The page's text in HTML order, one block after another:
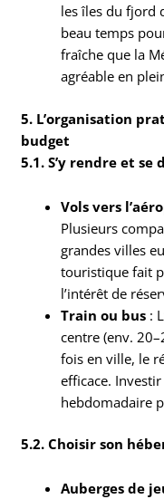
les îles du fjord
beau temps
fraîche que la
agréable en
5. L’organisation
budget
5.1. S’y rendre et se
Vols vers
Plusieurs
grandes villes
touristique fait
l’intérêt de
Train ou bus :
centre (env.
fois en ville, le
efficace.
hebdomadaire
5.2. Choisir son
Auberges de